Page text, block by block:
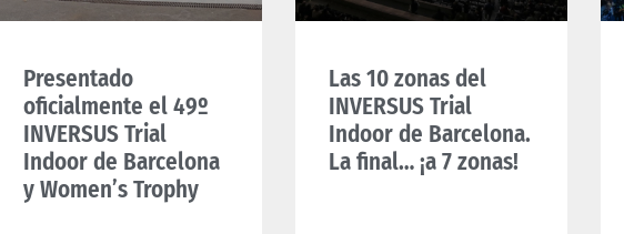
Presentado
oficialmente el 49º
INVERSUS Trial
Indoor de Barcelona
y Women’s Trophy
Las 10 zonas del
INVERSUS Trial
Indoor de Barcelona.
La final… ¡a 7 zonas!